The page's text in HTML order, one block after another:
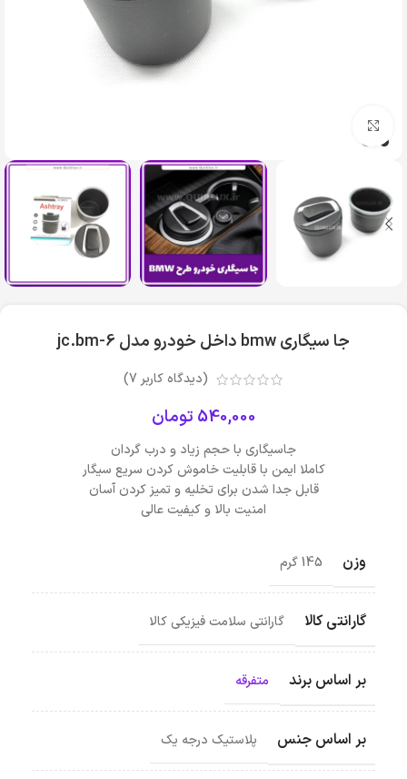
جا سيگاري bmw داخل خودرو مدل jc.bm-6
(دیدگاه کاربر 7
)
540,000 تومان
جاسیگاری با حجم زیاد و درب گردان
کاملا ایمن با قابلیت خاموش کردن سریع سیگار
قابل جدا شدن برای تخلیه و تمیز کردن آسان
امنیت بالا و کیفیت عالی
وزن 145 گرم
گارانتی کالا گارانتی سلامت فیزیکی کالا
بر اساس برند متفرقه
بر اساس جنس پلاستیک درجه یک